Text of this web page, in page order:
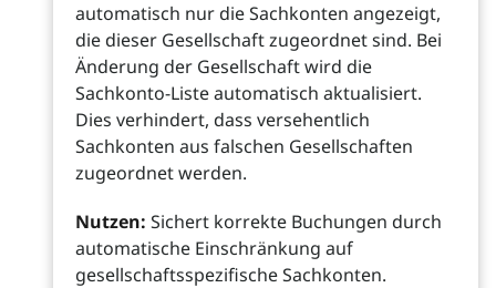
automatisch nur die Sachkonten angezeigt,
die dieser Gesellschaft zugeordnet sind. Bei
Änderung der Gesellschaft wird die
Sachkonto-Liste automatisch aktualisiert.
Dies verhindert, dass versehentlich
Sachkonten aus falschen Gesellschaften
zugeordnet werden.
Nutzen: Sichert korrekte Buchungen durch
automatische Einschränkung auf
gesellschaftsspezifische Sachkonten.